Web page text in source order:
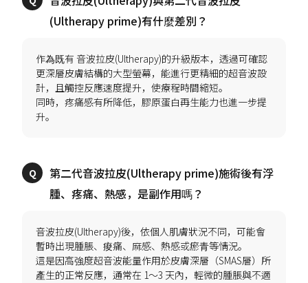
作為既有 音波拉皮(Ultherapy)的升級版本，透過可確認
更深層皮膚結構的大型螢幕，能進行更精細的超音波設
計，且觸控反應速度提升，使療程時間縮短。
同時，疼痛感有所降低，膠原蛋白再生能力也進一步提
第二代音波拉皮(Ultherapy prime)施術後有浮
音波拉皮(Ultherapy)後，依個人肌膚狀況不同，可能會
暫時出現腫脹、痠痛、麻感、熱感或瘀青等情況。
這是因高強度超音波能量作用於皮膚深層（SMAS層）所
產生的正常反應，通常在 1～3 天內，輕微的腫脹與不適